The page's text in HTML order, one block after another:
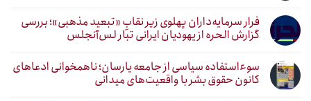
فرار سرمایه‌داران پهلوی زیر نقابِ «تبعید مذهبی»؛ بررسی
گزارش الحره از یهودیان ایرانی تبار لس‌آنجلس
سوءاستفاده سیاسی از جامعه یارسان؛ ناهمخوانی ادعاهای
کانون حقوق بشر با واقعیت‌های میدانی